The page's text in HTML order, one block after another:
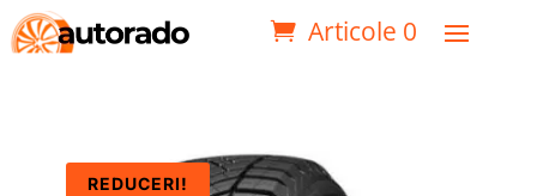
Articole 0
REDUCERI!